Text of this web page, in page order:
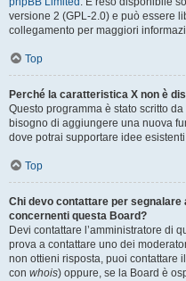
versione 2 (GPL-2.0) e può essere
collegamento per maggiori
Top
Perché la caratteristica X non è
Questo programma è stato scritto
bisogno di aggiungere una nuova
dove potrai supportare idee
Top
Chi devo contattare per segnalare
concernenti questa Board?
Devi contattare l’amministratore di
prova a contattare uno dei
non ottieni risposta, puoi contattare
con whois) oppure, se la Board è